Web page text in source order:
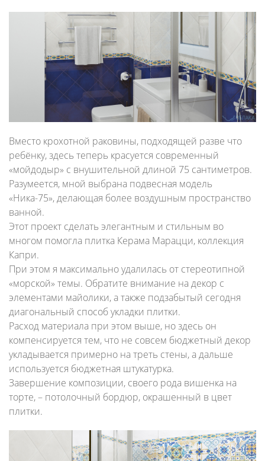
Вместо крохотной раковины, подходящей разве что
ребёнку, здесь теперь красуется современный
«мойдодыр» с внушительной длиной 75 сантиметров.
Разумеется, мной выбрана подвесная модель
«Ника-75», делающая более воздушным пространство
ванной.
Этот проект сделать элегантным и стильным во
многом помогла плитка Керама Марацци, коллекция
Капри.
При этом я максимально удалилась от стереотипной
«морской» темы. Обратите внимание на декор с
элементами майолики, а также подзабытый сегодня
диагональный способ укладки плитки.
Расход материала при этом выше, но здесь он
компенсируется тем, что не совсем бюджетный декор
укладывается примерно на треть стены, а дальше
используется бюджетная штукатурка.
Завершение композиции, своего рода вишенка на
торте, – потолочный бордюр, окрашенный в цвет
плитки.